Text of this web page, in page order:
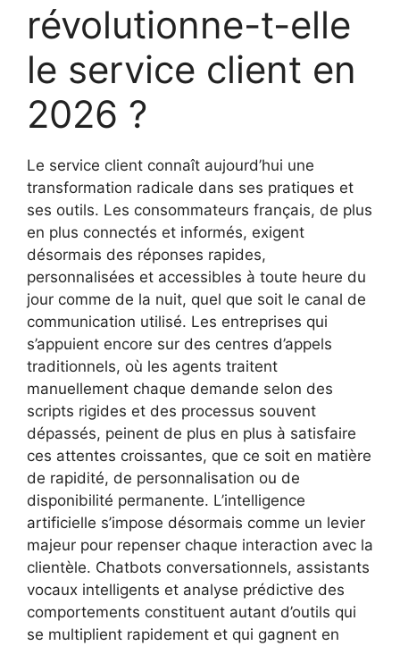
révolutionne-t-elle
le service client en
2026 ?
Le service client connaît aujourd’hui une
transformation radicale dans ses pratiques et
ses outils. Les consommateurs français, de plus
en plus connectés et informés, exigent
désormais des réponses rapides,
personnalisées et accessibles à toute heure du
jour comme de la nuit, quel que soit le canal de
communication utilisé. Les entreprises qui
s’appuient encore sur des centres d’appels
traditionnels, où les agents traitent
manuellement chaque demande selon des
scripts rigides et des processus souvent
dépassés, peinent de plus en plus à satisfaire
ces attentes croissantes, que ce soit en matière
de rapidité, de personnalisation ou de
disponibilité permanente. L’intelligence
artificielle s’impose désormais comme un levier
majeur pour repenser chaque interaction avec la
clientèle. Chatbots conversationnels, assistants
vocaux intelligents et analyse prédictive des
comportements constituent autant d’outils qui
se multiplient rapidement et qui gagnent en